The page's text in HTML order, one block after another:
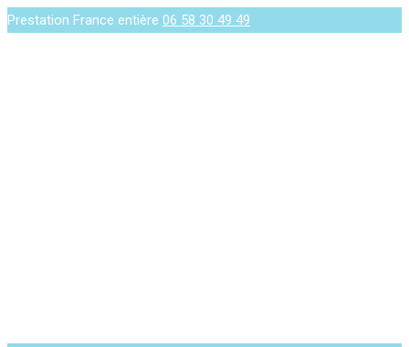
Prestation France entière 06 58 30 49 49